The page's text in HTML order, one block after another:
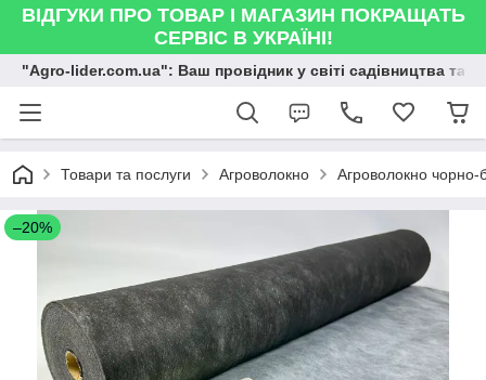
ВІДГУКИ ПРО ТОВАР І МАГАЗИН ПОКРАЩАТЬ
СЕРВІС В УКРАЇНІ!
"Agro-lider.com.ua": Ваш провідник у світі садівництва та
Товари та послуги Агроволокно Агроволокно
–20%